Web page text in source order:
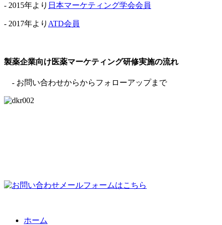
- 2015年より 日本マーケティング学会会員
- 2017年より ATD会員
製薬企業向け医薬マーケティング研修実施の流れ
- お問い合わせからからフォローアップまで
ホーム